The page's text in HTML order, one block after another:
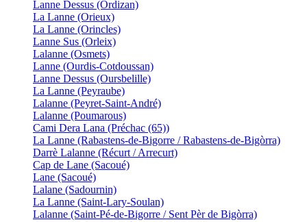
Lanne Dessus (Ordizan)
La Lanne (Orieux)
La Lanne (Orincles)
Lanne Sus (Orleix)
Lalanne (Osmets)
Lanne (Ourdis-Cotdoussan)
Lanne Dessus (Oursbelille)
La Lanne (Peyraube)
Lalanne (Peyret-Saint-André)
Lalanne (Poumarous)
Cami Dera Lana (Préchac (65))
La Lanne (Rabastens-de-Bigorre / Rabastens-de-Bigòrra)
Darrè Lalanne (Récurt / Arrecurt)
Cap de Lane (Sacoué)
Lane (Sacoué)
Lalane (Sadournin)
La Lanne (Saint-Lary-Soulan)
Lalanne (Saint-Pé-de-Bigorre / Sent Pèr de Bigòrra)